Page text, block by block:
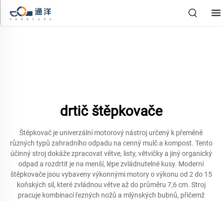
drtič štěpkovače
Štěpkovač je univerzální motorový nástroj určený k přeměně
různých typů zahradního odpadu na cenný mulč a kompost. Tento
účinný stroj dokáže zpracovat větve, listy, větvičky a jiný organický
odpad a rozdrtit je na menší, lépe zvládnutelné kusy. Moderní
štěpkovače jsou vybaveny výkonnými motory o výkonu od 2 do 15
koňských sil, které zvládnou větve až do průměru 7,6 cm. Stroj
pracuje kombinací řezných nožů a mlýnských bubnů, přičemž